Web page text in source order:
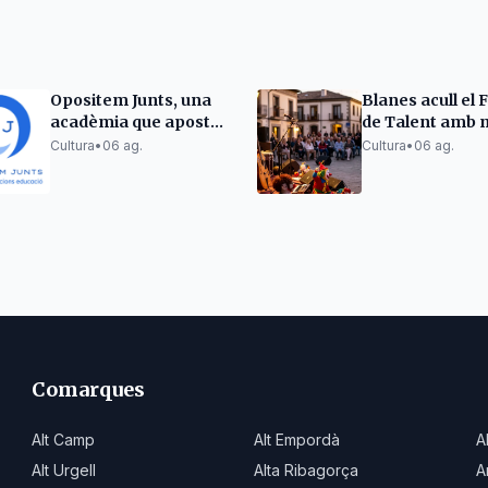
Opositem Junts, una
acadèmia que aposta
per l'excel·lència en la
Cultura• 06 ag.
Blanes acull el
de Talent amb
pallassos i
Cultura• 06 ag.
Comarques
Alt Camp Alt Empordà
Alt Urgell
Alta Ribagorça